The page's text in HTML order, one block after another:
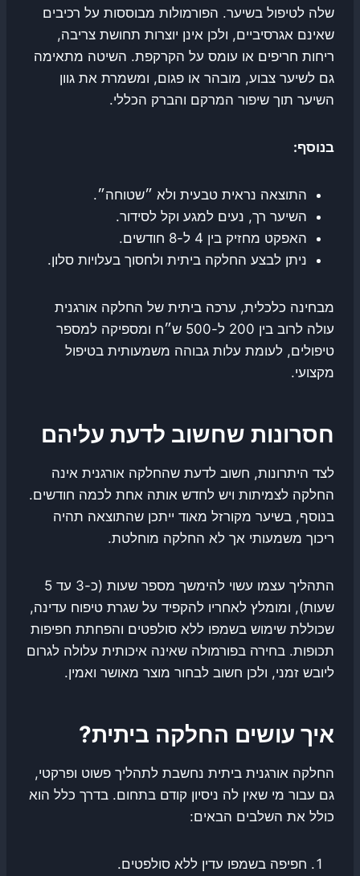
שלה לטיפול בשיער. הפורמולות מבוססות על רכיבים
שאינם אגרסיביים, ולכן אינן יוצרות תחושת צריבה,
ריחות חריפים או עומס על הקרקפת. השיטה מתאימה
גם לשיער צבוע, מובהר או פגום, ומשמרת את גוון
השיער תוך שיפור המרקם והברק הכללי.
בנוסף:
התוצאה נראית טבעית ולא ״שטוחה״.
השיער רך, נעים למגע וקל לסידור.
האפקט מחזיק בין 4 ל-8 חודשים.
ניתן לבצע החלקה ביתית ולחסוך בעלויות סלון.
מבחינה כלכלית, ערכה ביתית של החלקה אורגנית
עולה לרוב בין 200 ל-500 ש״ח ומספיקה למספר
טיפולים, לעומת עלות גבוהה משמעותית בטיפול
מקצועי.
חסרונות שחשוב לדעת עליהם
לצד היתרונות, חשוב לדעת שהחלקה אורגנית אינה
החלקה לצמיתות ויש לחדש אותה אחת לכמה חודשים.
בנוסף, בשיער מקורזל מאוד ייתכן שהתוצאה תהיה
ריכוך משמעותי אך לא החלקה מוחלטת.
התהליך עצמו עשוי להימשך מספר שעות (כ-3 עד 5
שעות), ומומלץ לאחריו להקפיד על שגרת טיפוח עדינה,
שכוללת שימוש בשמפו ללא סולפטים והפחתת חפיפות
תכופות. בחירה בפורמולה שאינה איכותית עלולה לגרום
ליובש זמני, ולכן חשוב לבחור מוצר מאושר ואמין.
איך עושים החלקה ביתית?
החלקה אורגנית ביתית נחשבת לתהליך פשוט ופרקטי,
גם עבור מי שאין לה ניסיון קודם בתחום. בדרך כלל הוא
כולל את השלבים הבאים:
חפיפה בשמפו עדין ללא סולפטים.